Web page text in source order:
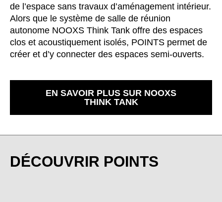
de l’espace sans travaux d’aménagement intérieur.
Alors que le système de salle de réunion
autonome NOOXS Think Tank offre des espaces
clos et acoustiquement isolés, POINTS permet de
créer et d’y connecter des espaces semi-ouverts.
EN SAVOIR PLUS SUR NOOXS
THINK TANK
DÉCOUVRIR POINTS